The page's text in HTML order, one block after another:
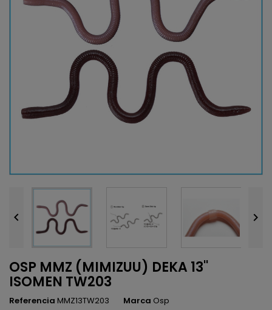
 
OSP MMZ (MIMIZUU) DEKA 13''
ISOMEN TW203
Referencia MMZ13TW203 Marca Osp